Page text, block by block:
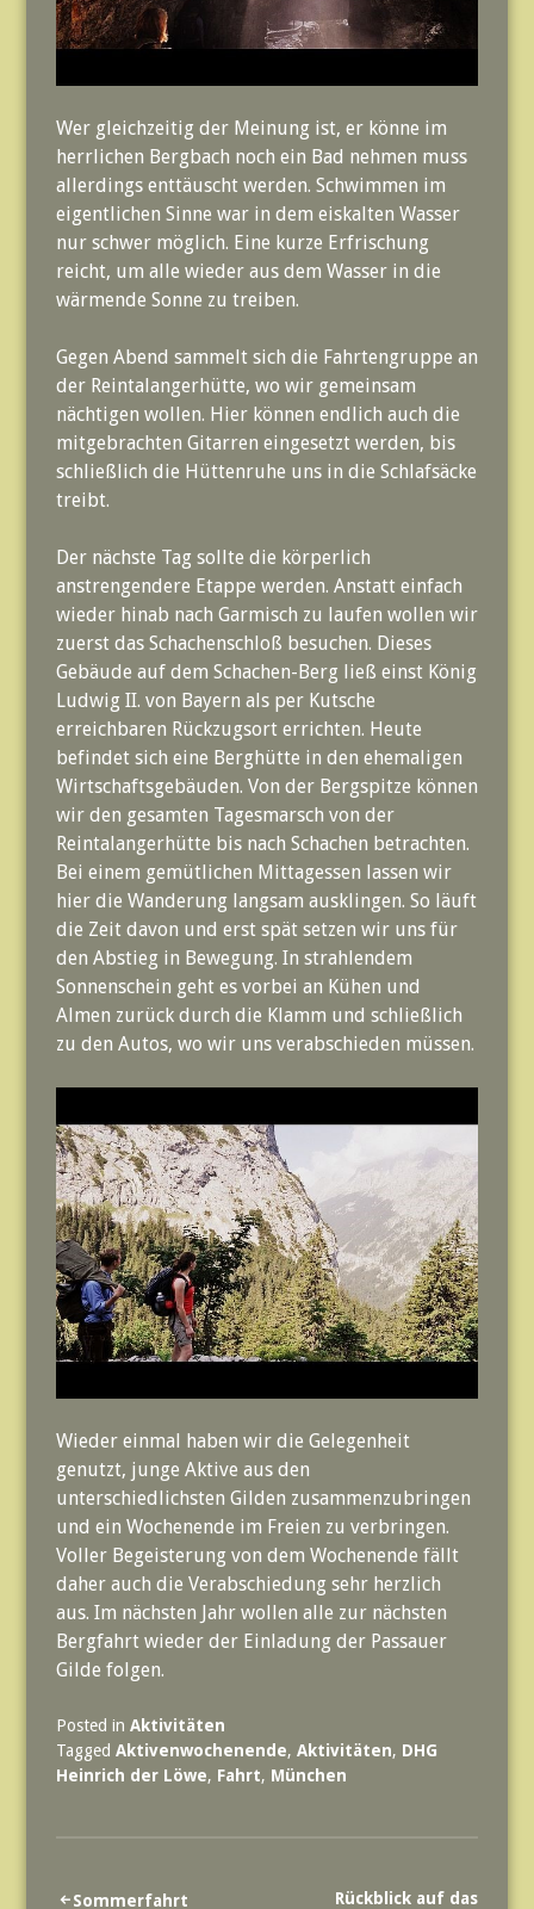
Wer gleichzeitig der Meinung ist, er könne im
herrlichen Bergbach noch ein Bad nehmen muss
allerdings enttäuscht werden. Schwimmen im
eigentlichen Sinne war in dem eiskalten Wasser
nur schwer möglich. Eine kurze Erfrischung
reicht, um alle wieder aus dem Wasser in die
wärmende Sonne zu treiben.
Gegen Abend sammelt sich die Fahrtengruppe an
der Reintalangerhütte, wo wir gemeinsam
nächtigen wollen. Hier können endlich auch die
mitgebrachten Gitarren eingesetzt werden, bis
schließlich die Hüttenruhe uns in die Schlafsäcke
treibt.
Der nächste Tag sollte die körperlich
anstrengendere Etappe werden. Anstatt einfach
wieder hinab nach Garmisch zu laufen wollen wir
zuerst das Schachenschloß besuchen. Dieses
Gebäude auf dem Schachen-Berg ließ einst König
Ludwig II. von Bayern als per Kutsche
erreichbaren Rückzugsort errichten. Heute
befindet sich eine Berghütte in den ehemaligen
Wirtschaftsgebäuden. Von der Bergspitze können
wir den gesamten Tagesmarsch von der
Reintalangerhütte bis nach Schachen betrachten.
Bei einem gemütlichen Mittagessen lassen wir
hier die Wanderung langsam ausklingen. So läuft
die Zeit davon und erst spät setzen wir uns für
den Abstieg in Bewegung. In strahlendem
Sonnenschein geht es vorbei an Kühen und
Almen zurück durch die Klamm und schließlich
zu den Autos, wo wir uns verabschieden müssen.
Wieder einmal haben wir die Gelegenheit
genutzt, junge Aktive aus den
unterschiedlichsten Gilden zusammenzubringen
und ein Wochenende im Freien zu verbringen.
Voller Begeisterung von dem Wochenende fällt
daher auch die Verabschiedung sehr herzlich
aus. Im nächsten Jahr wollen alle zur nächsten
Bergfahrt wieder der Einladung der Passauer
Gilde folgen.
Posted in Aktivitäten
Tagged Aktivenwochenende, Aktivitäten, DHG
Heinrich der Löwe, Fahrt, München
Sommerfahrt Rückblick auf das